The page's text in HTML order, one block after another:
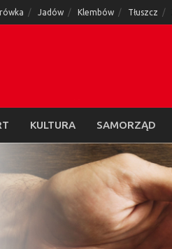
Jadów Klembów Tłuszcz
KULTURA SAMORZĄD